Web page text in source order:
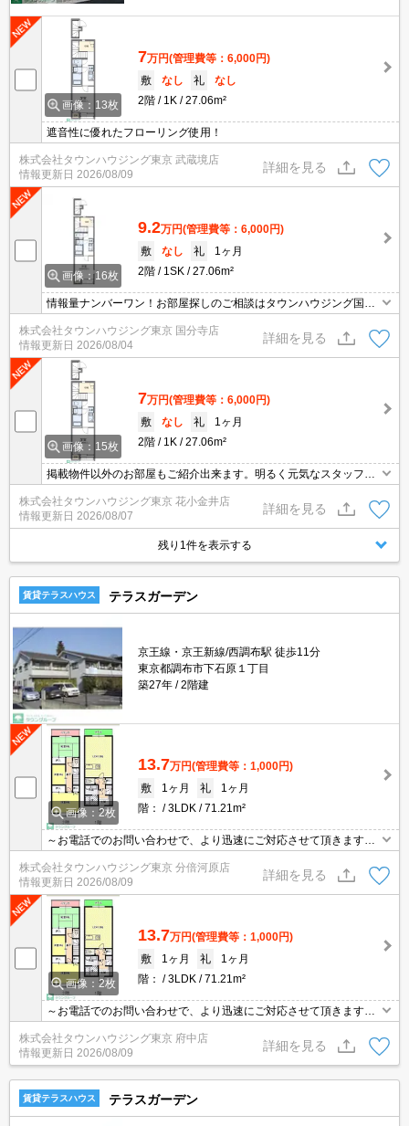
画像：13枚
7万円(管理費等：6,000円)
敷
なし 礼
なし
2階
1K 27.06m²
遮音性に優れたフローリング使用！
株式会社タウンハウジング東京 武蔵境店
情報更新日 2026/08/09
詳細を見る
画像：16枚
9.2万円(管理費等：6,000円)
敷
なし 礼
1ヶ月
2階
1SK 27.06m²
情報量ナンバーワン！お部屋探しのご相談はタウンハウジング国分
寺店にお任せを！
株式会社タウンハウジング東京 国分寺店
情報更新日 2026/08/04
詳細を見る
画像：15枚
7万円(管理費等：6,000円)
敷
なし 礼
1ヶ月
2階
1K 27.06m²
掲載物件以外のお部屋もご紹介出来ます。明るく元気なスタッフが
丁寧にご対応させていただきます。オンラインで見学・接客可能で
す！お気軽にお問い合わせ下さい☆★
株式会社タウンハウジング東京 花小金井店
情報更新日 2026/08/07
詳細を見る
残り1件を表示する
賃貸テラスハウス テラスガーデン
京王線・京王新線/西調布駅 徒歩11分
東京都調布市下石原１丁目
築27年
2階建
画像：2枚
13.7万円(管理費等：1,000円)
敷
1ヶ月 礼
1ヶ月
階：
3LDK 71.21m²
～お電話でのお問い合わせで、より迅速にご対応させて頂きます～
地域密着タウンハウジングまで～
株式会社タウンハウジング東京 分倍河原店
情報更新日 2026/08/09
詳細を見る
画像：2枚
13.7万円(管理費等：1,000円)
敷
1ヶ月 礼
1ヶ月
階：
3LDK 71.21m²
～お電話でのお問い合わせで、より迅速にご対応させて頂きます～
地域密着タウンハウジングまで～
株式会社タウンハウジング東京 府中店
情報更新日 2026/08/09
詳細を見る
賃貸テラスハウス テラスガーデン